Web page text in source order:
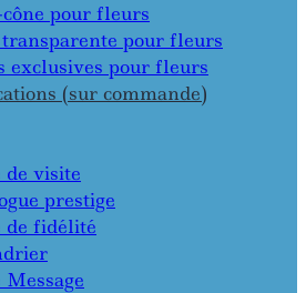
pour fleurs
pour fleurs
exclusives pour fleurs
(sur commande)
de visite
prestige
de fidélité